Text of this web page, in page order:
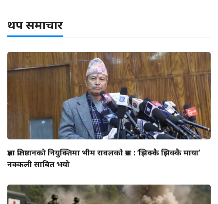
थप समाचार
प्रज्ञा प्रतिष्ठानको नियुक्तिमा भीम रावलको प्रश्न : ‘झिक्कै झिक्कै माया’
नक्कली साबित भयो